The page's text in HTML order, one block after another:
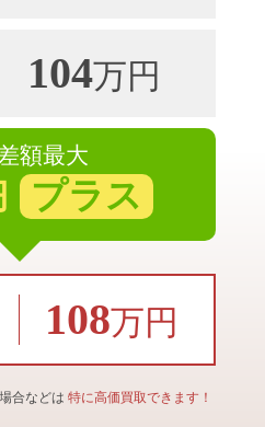
104万円
額最大
プラス
108万円
合などは 特に高価買取できます！